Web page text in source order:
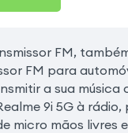
FM,
FM para
a sua música
9i 5G à
micro mãos livres